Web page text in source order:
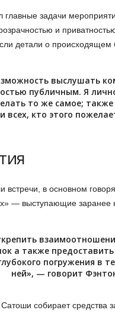
задачи
и
детали о
выслушать
публичным. Я
то же самое;
всех, кто этого
в основном
— выступающие заранее
а также
погружения в
ней», — говорит
собирает средства